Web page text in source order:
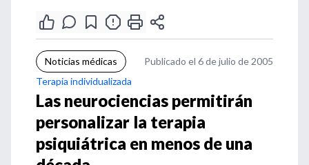
Noticias médicas
Publicado el 6 de julio de 2005
Terapia individualizada
Las neurociencias permitirán
personalizar la terapia
psiquiátrica en menos de una